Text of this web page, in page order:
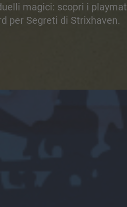
magici: scopri i playmat
per Segreti di Strixhaven.